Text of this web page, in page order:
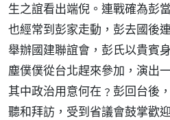
生之誼看出端倪。連戰確為彭
也經常到彭家走動，彭去國後
舉辦國建聯誼會，彭氏以貴賓
塵僕僕從台北趕來參加，演出
其中政治用意何在﹖彭回台後
聽和拜訪，受到省議會鼓掌歡